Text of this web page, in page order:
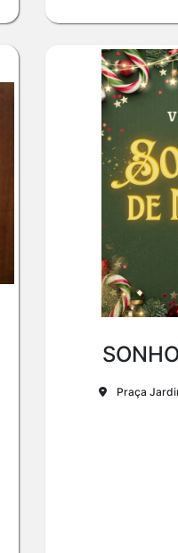
Praça